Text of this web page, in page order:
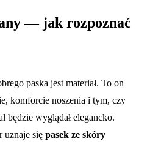
— jak rozpoznać
paska jest materiał. To on
komforcie noszenia i tym, czy
będzie wyglądał elegancko.
uznaje się pasek ze skóry